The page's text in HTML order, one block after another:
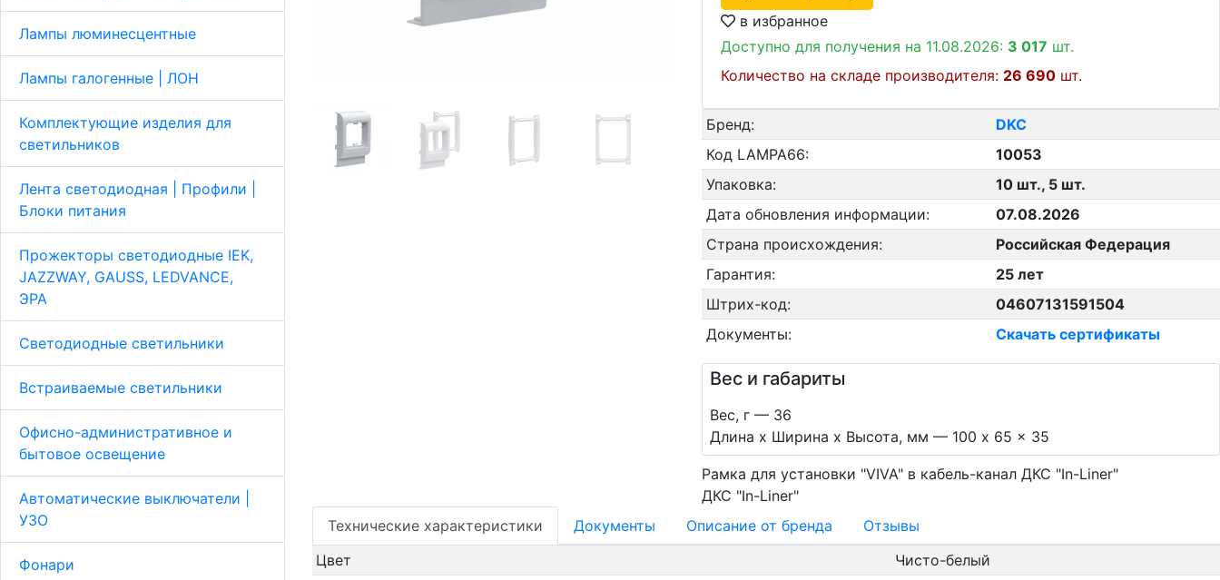
Лампы люминесцентные
Лампы галогенные | ЛОН
Комплектующие изделия для
светильников
Лента светодиодная | Профили |
Блоки питания
Прожекторы светодиодные IEK,
JAZZWAY, GAUSS, LEDVANCE,
ЭРА
Светодиодные светильники
Встраиваемые светильники
Офисно-административное и
бытовое освещение
Автоматические выключатели |
УЗО
Фонари
в избранное
Доступно для получения на 11.08.2026: 3 017 шт.
Количество на складе производителя: 26 690шт.
Бренд:
DKC
Код LAMPA66:
10053
Упаковка:
10 шт., 5 шт.
Дата обновления информации:
07.08.2026
Страна происхождения:
Российская Федерация
Гарантия:
25 лет
Штрих-код:
04607131591504
Документы:
Скачать сертификаты
Вес и габариты
Вес, г — 36
Длина х Ширина х Высота, мм — 100 x 65 x 35
Рамка для установки "VIVA" в кабель-канал ДКС "In-Liner"
ДКС "In-Liner"
Технические характеристики
Документы Oписание от бренда
Отзывы
Цвет
Чисто-белый